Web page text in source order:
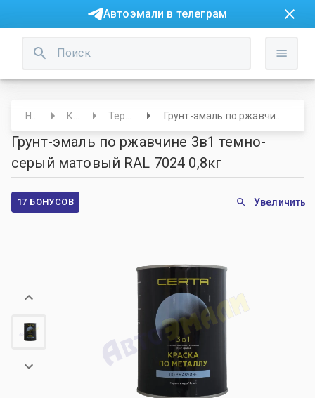
Автоэмали в телеграм
Грунт-эмаль по ржавчине 3в1 темно-
серый матовый RAL 7024 0,8кг
17 БОНУСОВ Увеличить